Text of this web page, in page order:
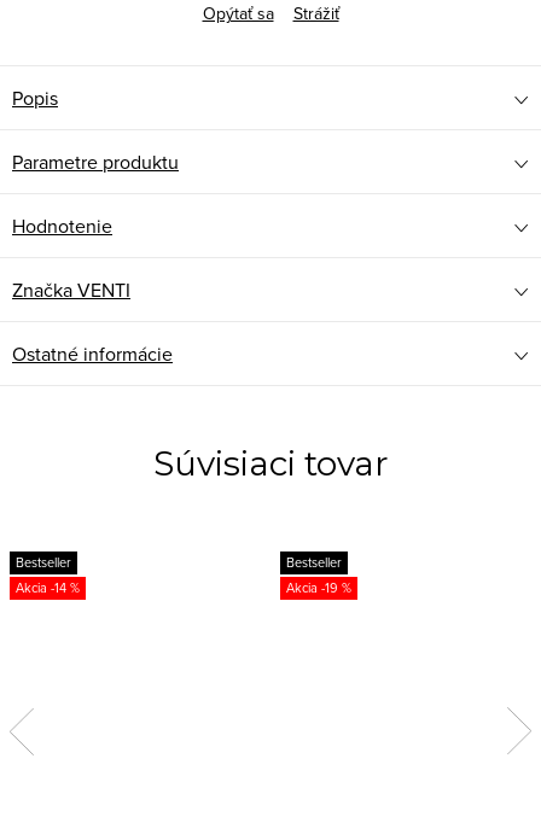
Opýtať sa
Strážiť
Popis
Parametre produktu
Hodnotenie
ZnačkaVENTI
Ostatné informácie
Súvisiaci tovar
Bestseller
-14 %
Bestseller
-19 %